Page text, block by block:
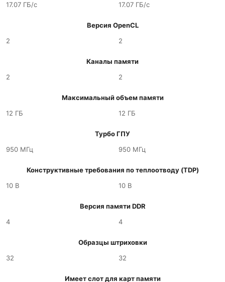
17.07 ГБ/с
17.07 ГБ/с
Версия OpenCL
2
2
Каналы памяти
2
2
Максимальный объем памяти
12 ГБ
12 ГБ
Турбо ГПУ
950 МГц
950 МГц
Конструктивные требования по теплоотводу (TDP)
10 В
10 В
Версия памяти DDR
4
4
Образцы штриховки
32
32
Имеет слот для карт памяти